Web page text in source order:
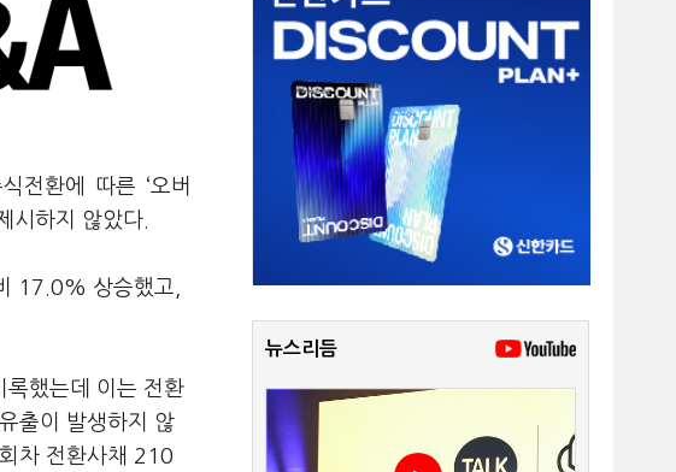
전환에 따른 ‘오버
시하지 않았다.
17.0% 상승했고,
록했는데 이는 전환
출이 발생하지 않
차 전환사채 210
뉴스리듬